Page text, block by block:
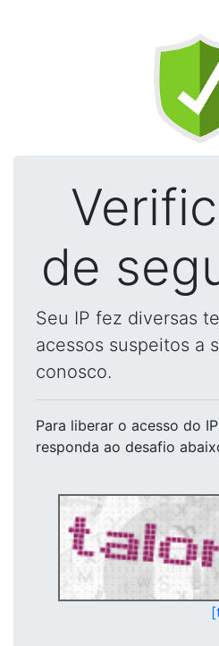
de
Seu IP fez diversas
acessos suspeitos a
conosco.
Para liberar o acesso do IP
responda ao desafio